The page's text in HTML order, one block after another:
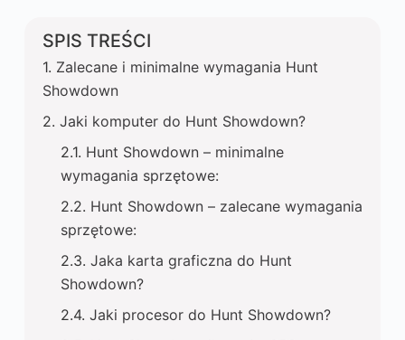
SPIS TREŚCI
Zalecane i minimalne wymagania Hunt
Showdown
Jaki komputer do Hunt Showdown?
Hunt Showdown – minimalne
wymagania sprzętowe:
Hunt Showdown – zalecane wymagania
sprzętowe:
Jaka karta graficzna do Hunt
Showdown?
Jaki procesor do Hunt Showdown?